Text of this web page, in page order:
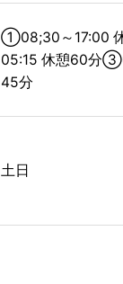
①08;30～17:00
05:15 休憩60分
45分
土日